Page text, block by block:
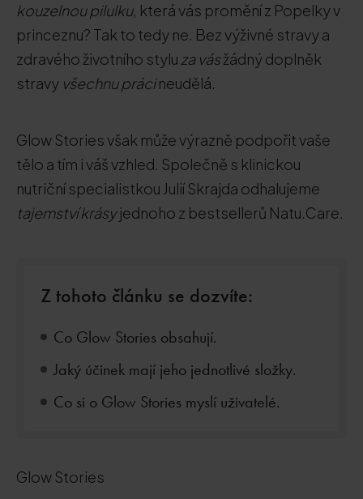
kouzelnou pilulku, která vás promění z Popelky v
princeznu? Tak to tedy ne. Bez výživné stravy a
zdravého životního stylu za vásžádný doplněk
stravy všechnu prácineudělá.
Glow Stories však může výrazně podpořit vaše
tělo a tím i váš vzhled. Společně s klinickou
nutriční specialistkou Julií Skrajda odhalujeme
tajemství krásyjednoho z bestsellerů Natu.Care.
Z tohoto článku se dozvíte:
Co Glow Stories obsahují.
Jaký účinek mají jeho jednotlivé složky.
Co si o Glow Stories myslí uživatelé.
Glow Stories